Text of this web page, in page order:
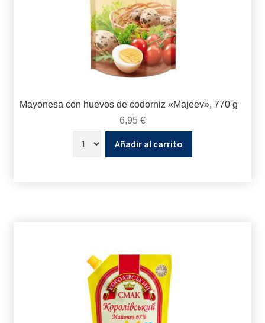
Mayonesa con huevos de codorniz «Majeev», 770 g
6,95 €
Añadir al carrito